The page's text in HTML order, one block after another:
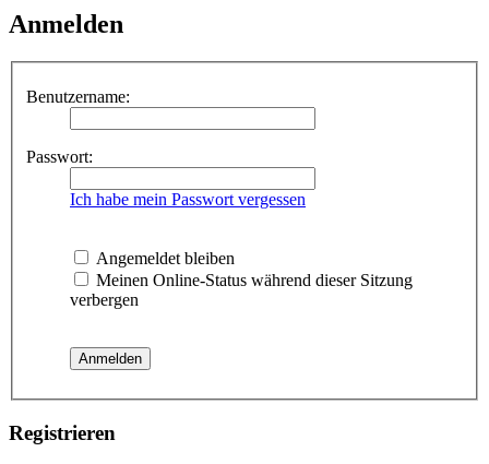
Anmelden
Benutzername:
Passwort:
Ich habe mein Passwort vergessen
Angemeldet bleiben
Meinen Online-Status während dieser Sitzung
verbergen
Registrieren